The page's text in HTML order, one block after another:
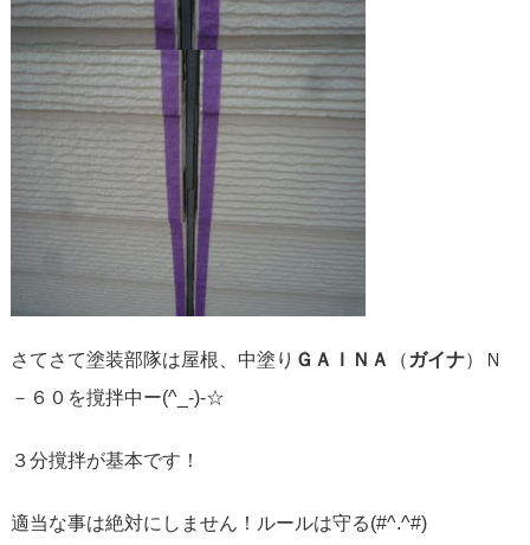
さてさて塗装部隊は屋根、中塗り ＧＡＩＮＡ （ ガイナ）Ｎ
－６０を撹拌中ー(^_-)-☆
３分撹拌が基本です！
適当な事は絶対にしません！ルールは守る(#^.^#)